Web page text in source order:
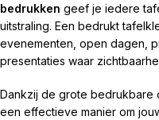
bedrukken geef je iedere
uitstraling. Een bedrukt
evenementen, open dagen,
presentaties waar
Dankzij de grote
een effectieve manier om